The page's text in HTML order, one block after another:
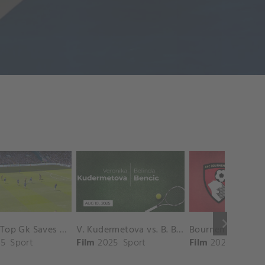
keyboard_arrow_right
Chelsea Top Gk Saves vs. Crystal Palace
Sport
V. Kudermetova vs. B. Bencic Match Highlights - CINCINNATI_Champions Court ( August 10, 2025)
Film 2025 Sport Film 2025